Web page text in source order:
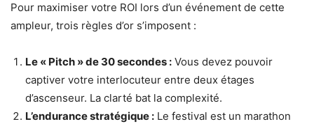
Pour maximiser votre ROI lors d’un événement de cette
ampleur, trois règles d’or s’imposent :
Le « Pitch » de 30 secondes : Vous devez pouvoir
captiver votre interlocuteur entre deux étages
d’ascenseur. La clarté bat la complexité.
L’endurance stratégique : Le festival est un marathon